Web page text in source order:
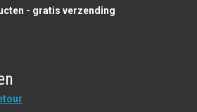
- gratis verzending